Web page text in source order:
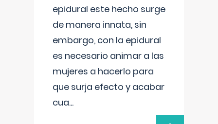
epidural este hecho surge
de manera innata, sin
embargo, con la epidural
es necesario animar a las
mujeres a hacerlo para
que surja efecto y acabar
cua...